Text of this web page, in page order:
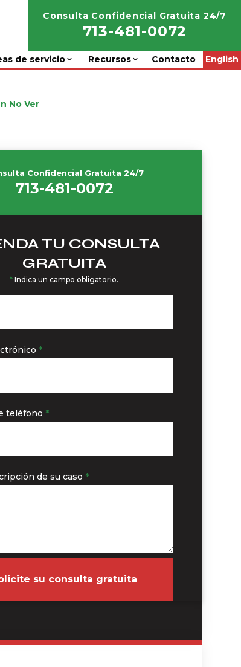
de servicio Recursos Contacto English
Consulta Confidencial Gratuita 24/7
713-481-0072
No Ver
Confidencial Gratuita 24/7
713-481-0072
TU CONSULTA
GRATUITA
* Indica un campo obligatorio.
*
teléfono *
de su caso *
su consulta gratuita